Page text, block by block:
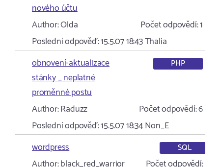
nového účtu
Author:Olda Počet odpovědí:1
Poslední odpověď:15.5.07 18:43Thalia
obnovení-aktualizace
stánky _ neplatné
proměnné postu
PHP
Author:Raduzz Počet odpovědí:6
Poslední odpověď:15.5.07 18:34Non_E
wordpress
SQL
Author:black_red_warrior Počet odpovědí:6